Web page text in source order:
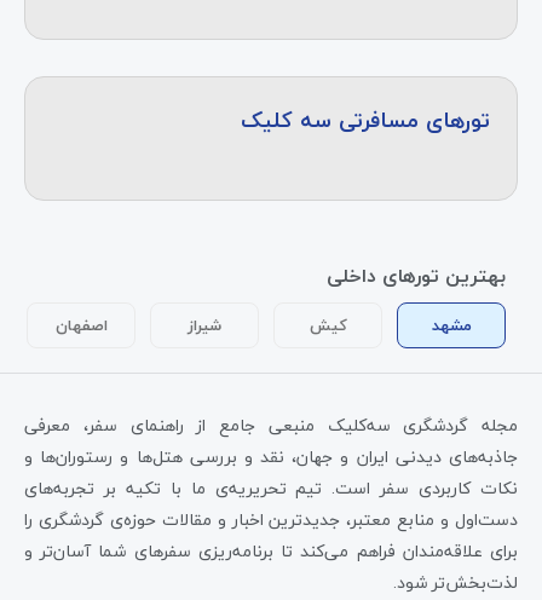
تورهای مسافرتی سه کلیک
بهترین تورهای داخلی
مشهد کیش شیراز اصفهان
مجله گردشگری سه‌کلیک منبعی جامع از راهنمای سفر، معرفی
جاذبه‌های دیدنی ایران و جهان، نقد و بررسی هتل‌ها و رستوران‌ها و
نکات کاربردی سفر است. تیم تحریریه‌ی ما با تکیه بر تجربه‌های
دست‌اول و منابع معتبر، جدیدترین اخبار و مقالات حوزه‌ی گردشگری را
برای علاقه‌مندان فراهم می‌کند تا برنامه‌ریزی سفرهای شما آسان‌تر و
لذت‌بخش‌تر شود.